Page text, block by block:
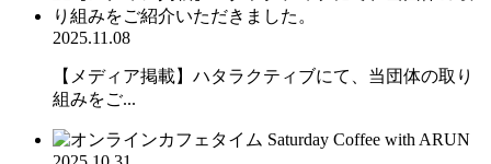
2025.11.08
【メディア掲載】ハタラクティブにて、当団体の取り
組みをご...